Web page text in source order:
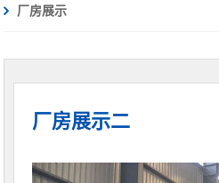
厂房展示
厂房展示二